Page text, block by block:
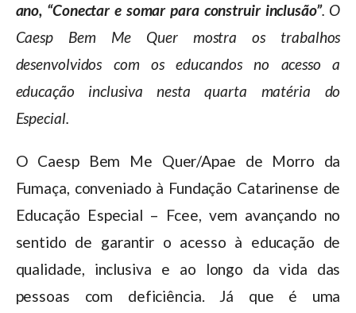
ano, “Conectar e somar para construir inclusão”. O
Caesp Bem Me Quer mostra os trabalhos
desenvolvidos com os educandos no acesso a
educação inclusiva nesta quarta matéria do
Especial.
O Caesp Bem Me Quer/Apae de Morro da
Fumaça, conveniado à Fundação Catarinense de
Educação Especial – Fcee, vem avançando no
sentido de garantir o acesso à educação de
qualidade, inclusiva e ao longo da vida das
pessoas com deficiência. Já que é uma